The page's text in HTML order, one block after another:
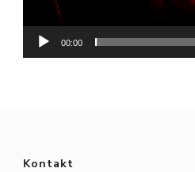
00:00
Kontakt